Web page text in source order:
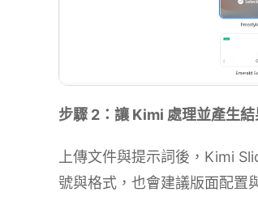
步驟 2：讓 Kimi 處理並產生結
上傳文件與提示詞後，Kimi
號與格式，也會建議版面配置